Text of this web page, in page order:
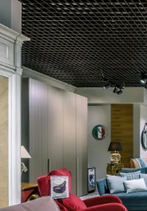
Бренд
Країна-
Італія
Стиль